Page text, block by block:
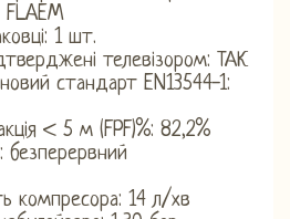
FLAEM
1 шт.
телевізором: ТАК
стандарт EN13544-1:
< 5 м (FPF)%: 82,2%
компресора: 14 л/хв